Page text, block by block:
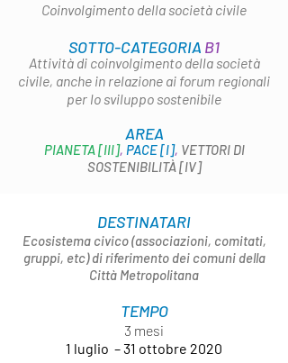
Coinvolgimento della società civile
SOTTO-CATEGORIA B1
Attività di coinvolgimento della società
civile, anche in relazione ai forum regionali
per lo sviluppo sostenibile
AREA
PIANETA [III], PACE [I], VETTORI DI
SOSTENIBILITÀ [IV]
DESTINATARI
Ecosistema civico (associazioni, comitati,
gruppi, etc) di riferimento dei comuni della
Città Metropolitana
TEMPO
3 mesi
1 luglio – 31 ottobre 2020